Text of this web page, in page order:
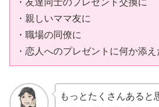
・友達同士のプレゼント交換に
・親しいママ友に
・職場の同僚に
・恋人へのプレゼントに何か添
もっとたくさんあると